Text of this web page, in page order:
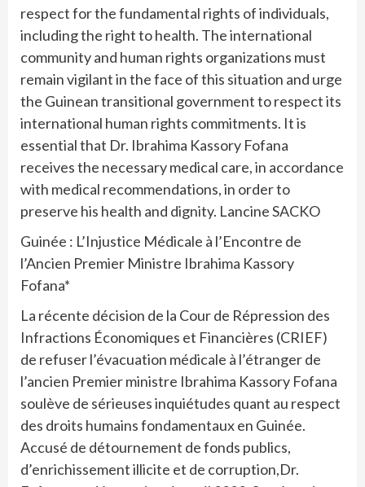
respect for the fundamental rights of individuals,
including the right to health. The international
community and human rights organizations must
remain vigilant in the face of this situation and urge
the Guinean transitional government to respect its
international human rights commitments. It is
essential that Dr. Ibrahima Kassory Fofana
receives the necessary medical care, in accordance
with medical recommendations, in order to
preserve his health and dignity. Lancine SACKO
Guinée : L’Injustice Médicale à l’Encontre de
l’Ancien Premier Ministre Ibrahima Kassory
Fofana*
La récente décision de la Cour de Répression des
Infractions Économiques et Financières (CRIEF)
de refuser l’évacuation médicale à l’étranger de
l’ancien Premier ministre Ibrahima Kassory Fofana
soulève de sérieuses inquiétudes quant au respect
des droits humains fondamentaux en Guinée.
Accusé de détournement de fonds publics,
d’enrichissement illicite et de corruption,Dr.